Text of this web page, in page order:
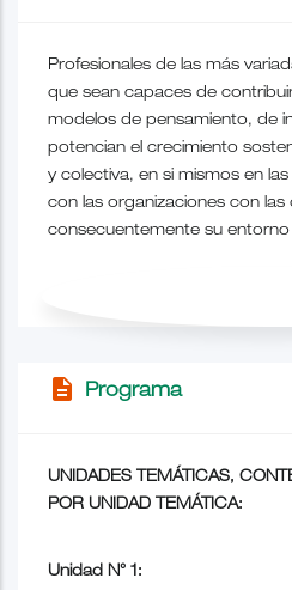
Profesionales de las más
que sean capaces de
modelos de pensamiento, de
potencian el crecimiento
y colectiva, en si mismos en
con las organizaciones con las
consecuentemente su entorno
description Programa
UNIDADES TEMÁTICAS,
POR UNIDAD TEMÁTICA:
Unidad N° 1: